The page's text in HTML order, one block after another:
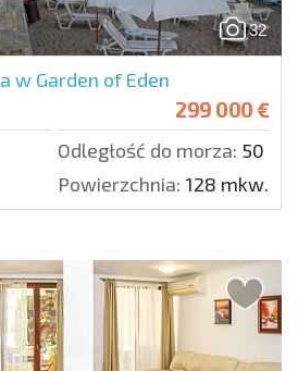
32
w Garden of Eden
299 000 €
Odległość do morza: 50 m.
Powierzchnia: 128 mkw.